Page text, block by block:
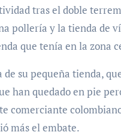
pollería y la tienda de
que tenía en la zona
su pequeña tienda,
han quedado en pie
comerciante
más el embate.